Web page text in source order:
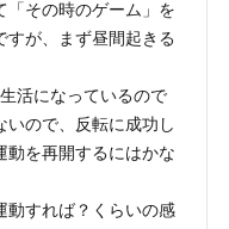
「その時のゲーム」を
すが、まず昼間起きる
活になっているので
いので、反転に成功し
動を再開するにはかな
すれば？くらいの感